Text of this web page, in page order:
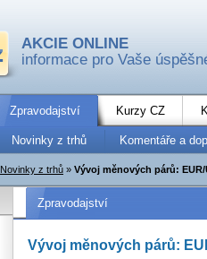
AKCIE ONLINE
informace pro Vaše
Zpravodajství Kurzy CZ
Novinky z trhů Komentáře a
Novinky z trhů » Vývoj měnových párů: EUR/
Zpravodajství
Vývoj měnových párů: